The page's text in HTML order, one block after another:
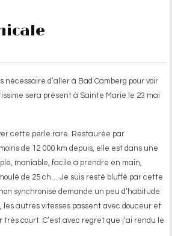
d’aller à Bad Camberg pour voir
sera présent à Sainte Marie le 23 mai
cette perle rare. Restaurée par
de 12 000 km depuis, elle est dans une
maniable, facile à prendre en main,
de 25 ch… Je suis resté bluffé par cette
synchronisé demande un peu d’habitude
les autres vitesses passent avec douceur et
court. C’est avec regret que j’ai rendu le